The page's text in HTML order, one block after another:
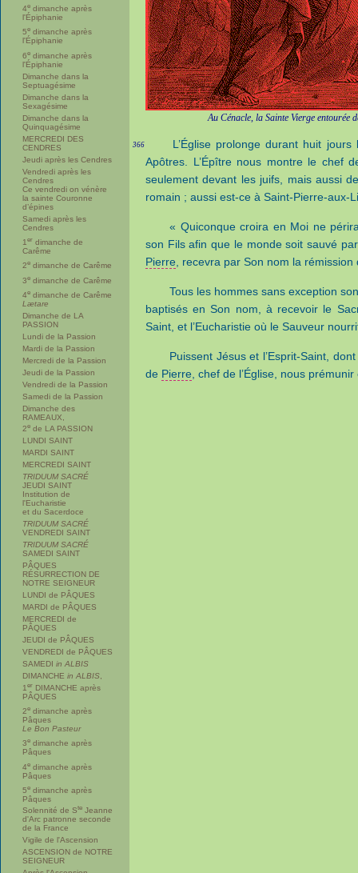
4e dimanche après
l'Épiphanie
5e dimanche après
l'Épiphanie
6e dimanche après
l'Épiphanie
Dimanche dans la
Septuagésime
Dimanche dans la
Sexagésime
Dimanche dans la
Quinquagésime
MERCREDI DES
CENDRES
Jeudi après les Cendres
Vendredi après les
Cendres
Ce vendredi on vénère
la sainte Couronne
d’épines
Samedi après les
Cendres
1 er dimanche de
Carême
2e dimanche de Carême
3e dimanche de Carême
4e dimanche de Carême
Lætare
Dimanche de LA
PASSION
Lundi de la Passion
Mardi de la Passion
Mercredi de la Passion
Jeudi de la Passion
Vendredi de la Passion
Samedi de la Passion
Dimanche des
RAMEAUX,
2e de LA PASSION
LUNDI SAINT
MARDI SAINT
MERCREDI SAINT
TRIDUUM SACRÉ
JEUDI SAINT
Institution de
l'Eucharistie
et du Sacerdoce
TRIDUUM SACRÉ
VENDREDI SAINT
TRIDUUM SACRÉ
SAMEDI SAINT
PÂQUES
RÉSURRECTION DE
NOTRE SEIGNEUR
LUNDI de PÂQUES
MARDI de PÂQUES
MERCREDI de
PÂQUES
JEUDI de PÂQUES
VENDREDI de PÂQUES
SAMEDI in ALBIS
DIMANCHE in ALBIS,
1 er DIMANCHE après
PÂQUES
2e dimanche après
Pâques
Le Bon Pasteur
3e dimanche après
Pâques
4e dimanche après
Pâques
5e dimanche après
Pâques
Solennité de Ste Jeanne
d'Arc patronne seconde
de la France
Vigile de l'Ascension
ASCENSION de NOTRE
SEIGNEUR
Au Cénacle, la Sainte Vierge entourée
366
L’Église prolonge durant huit
Apôtres. L’Épître nous montre le chef
seulement devant les juifs, mais aussi
romain ; aussi est-ce à Saint-Pierre-aux-
« Quiconque croira en Moi ne
son Fils afin que le monde soit sauvé
Pierre , recevra par Son nom la
Tous les hommes sans exception
baptisés en Son nom, à recevoir le
Saint, et l’Eucharistie où le Sauveur
Puissent Jésus et l’Esprit-Saint,
de Pierre , chef de l’Église, nous